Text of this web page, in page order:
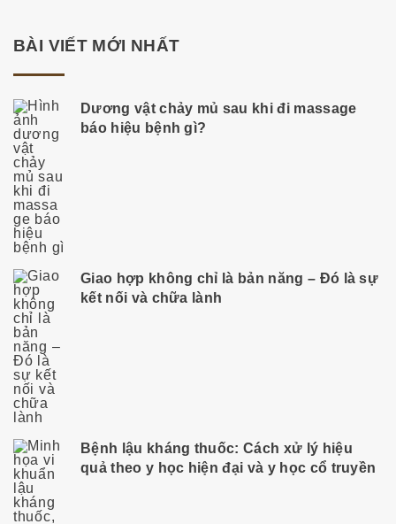
b
à
i
v
i
ế
t
a
BÀI VIẾT MỚI NHẤT
Dương vật chảy mủ sau khi đi massage
báo hiệu bệnh gì?
Giao hợp không chỉ là bản năng – Đó là sự
kết nối và chữa lành
Bệnh lậu kháng thuốc: Cách xử lý hiệu
quả theo y học hiện đại và y học cổ truyền